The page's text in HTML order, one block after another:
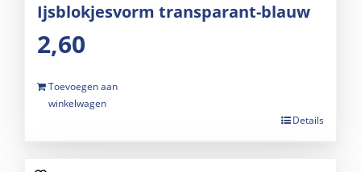
Ijsblokjesvorm transparant-blauw
2,60
Toevoegen aan
winkelwagen
Details